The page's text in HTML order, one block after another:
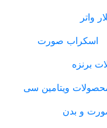
واتر
اسکراب صورت
برنزه
ویتامین سی
و بدن